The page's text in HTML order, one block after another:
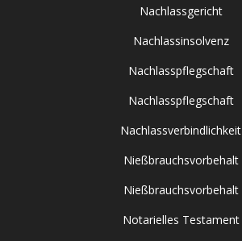
Nachlassgericht
Nachlassinsolvenz
Nachlasspflegschaft
Nachlasspflegschaft
Nachlassverbindlichkeit
Nießbrauchsvorbehalt
Nießbrauchsvorbehalt
Notarielles Testament